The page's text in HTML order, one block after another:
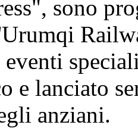
sono
e lanciato
anziani.